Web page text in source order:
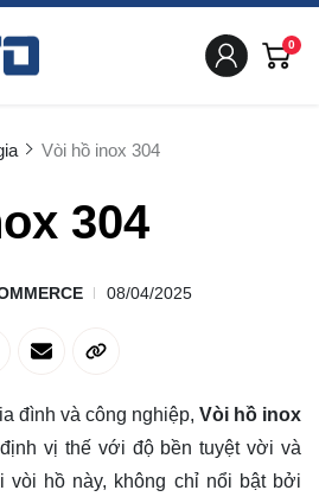
0
Vòi hồ inox 304
304
08/04/2025
đình và công nghiệp, Vòi hồ inox
vị thế với độ bền tuyệt vời và
vòi hồ này, không chỉ nổi bật bởi